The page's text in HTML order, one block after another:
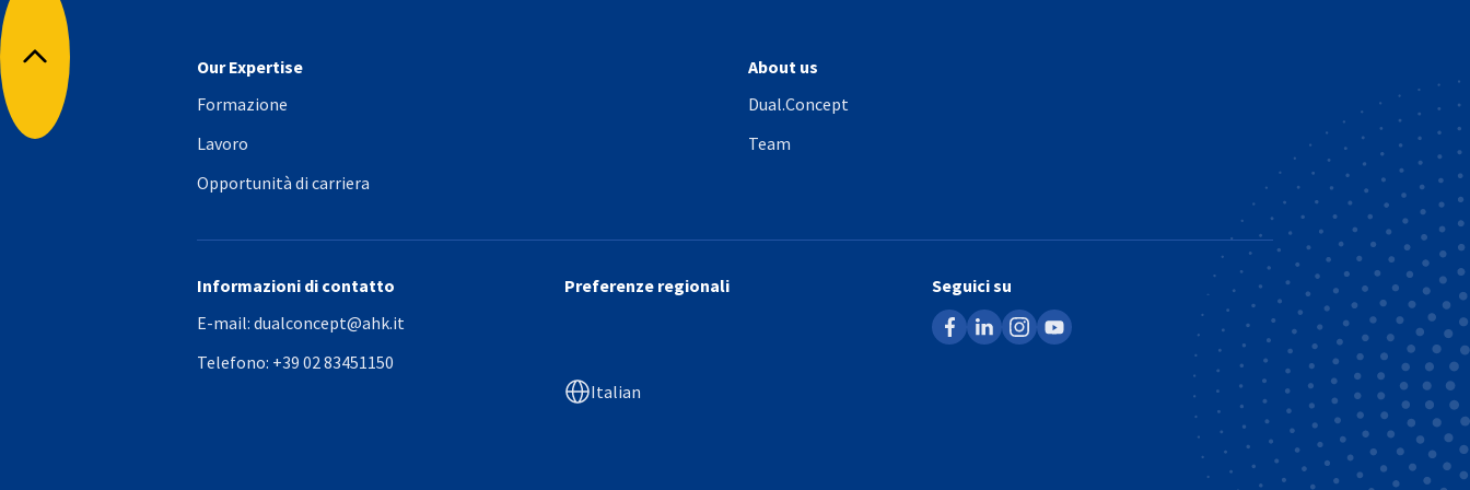
Torna all'inizio
Our Expertise
Formazione
Lavoro
Opportunità di carriera
About us
Dual.Concept
Team
Informazioni di contatto
E-mail: dualconcept@ahk.it
Telefono: +39 02 83451150
Preferenze regionali
Italian
Seguici su
facebook
linkedininstagram
youtube